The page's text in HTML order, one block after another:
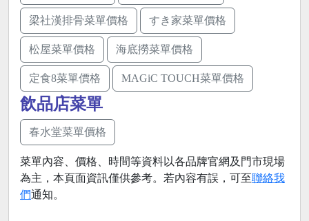
梁社漢排骨菜單價格 すき家菜單價格
松屋菜單價格 海底撈菜單價格
定食8菜單價格 MAGiC TOUCH菜單價格
飲品店菜單
春水堂菜單價格
菜單內容、價格、時間等資料以各品牌官網及門市現場
為主，本頁面資訊僅供參考。若內容有誤，可至聯絡我
們通知。